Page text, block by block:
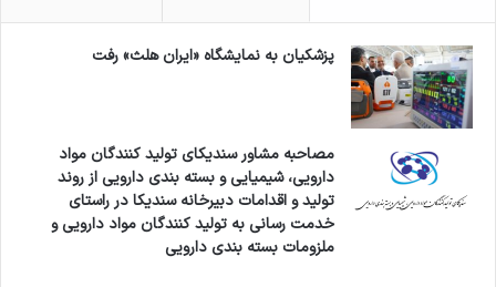
پزشکیان به نمایشگاه «ایران هلث» رفت
مصاحبه مشاور سندیکای تولید کنندگان مواد
دارویی، شیمیایی و بسته بندی دارویی از روند
تولید و اقدامات دبیرخانه سندیکا در راستای
خدمت رسانی به تولید کنندگان مواد دارویی و
ملزومات بسته بندی دارویی